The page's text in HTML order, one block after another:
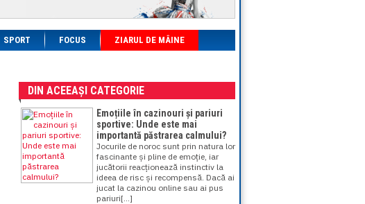
SPORT FOCUS ZIARUL DE MÂINE
DIN ACEEAȘI CATEGORIE
Emoțiile în cazinouri și pariuri
sportive: Unde este mai
importantă păstrarea calmului?
Jocurile de noroc sunt prin natura lor
fascinante și pline de emoție, iar
jucătorii reacționează instinctiv la
ideea de risc și recompensă. Dacă ai
jucat la cazinou online sau ai pus
pariuri[...]